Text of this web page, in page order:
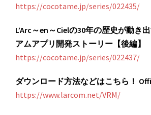
https://cocotame.jp/series/022435/
L’Arc～en～Cielの30年の歴史が動
アムアプリ開発ストーリー【後編】
https://cocotame.jp/series/022437/
ダウンロード方法などはこちら！
https://www.larcom.net/VRM/